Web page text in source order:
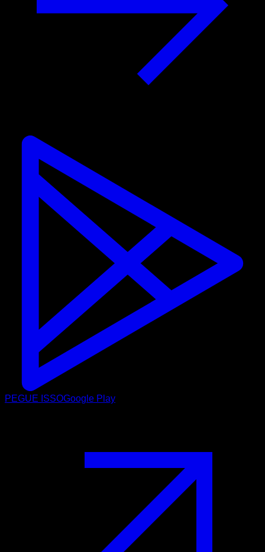
PEGUE ISSOGoogle Play